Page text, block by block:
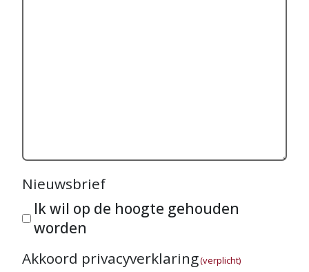
Nieuwsbrief
Ik wil op de hoogte gehouden
worden
Akkoord privacyverklaring(verplicht)